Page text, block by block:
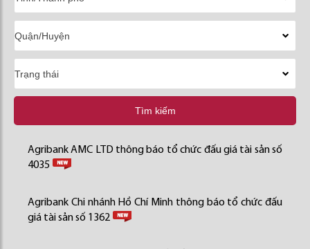
Tìm kiếm
Agribank AMC LTD thông báo tổ chức đấu giá tài sản số
4035
Agribank Chi nhánh Hồ Chí Minh thông báo tổ chức đấu
giá tài sản số 1362